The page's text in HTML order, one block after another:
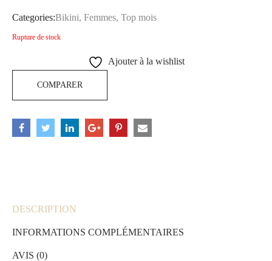
Categories:Bikini, Femmes, Top mois
Rupture de stock
Ajouter à la wishlist
COMPARER
DESCRIPTION
INFORMATIONS COMPLÉMENTAIRES
AVIS (0)